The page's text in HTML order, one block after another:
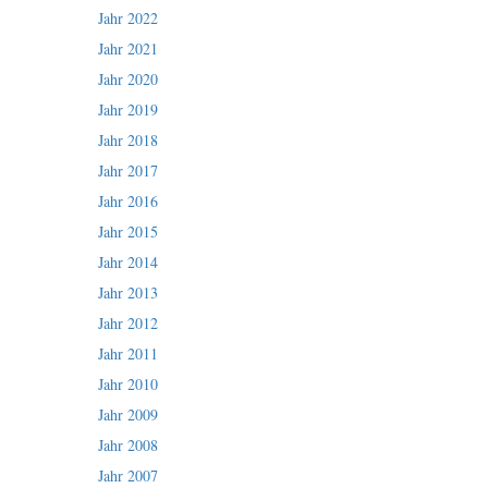
Jahr 2022
Jahr 2021
Jahr 2020
Jahr 2019
Jahr 2018
Jahr 2017
Jahr 2016
Jahr 2015
Jahr 2014
Jahr 2013
Jahr 2012
Jahr 2011
Jahr 2010
Jahr 2009
Jahr 2008
Jahr 2007